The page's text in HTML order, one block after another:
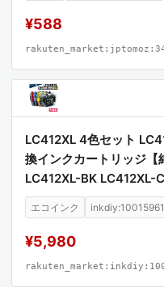
¥588
LC412XL 4色セット
換インクカートリッジ
LC412XL-BK LC412XL-
プリンター MFC-
顔料インク 互換インク
エコインク inkdiy:10015961
¥5,980